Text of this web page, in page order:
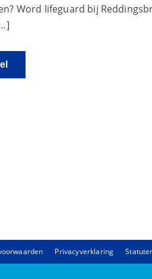
Word lifeguard bij
Privacyverklaring